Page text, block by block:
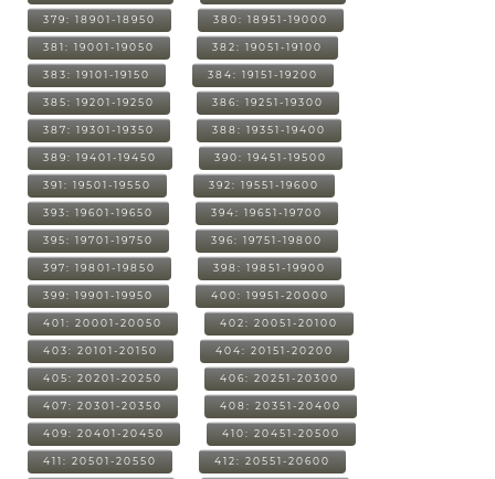
379: 18901-18950 380: 18951-19000
381: 19001-19050 382: 19051-19100
383: 19101-19150 384: 19151-19200
385: 19201-19250 386: 19251-19300
387: 19301-19350 388: 19351-19400
389: 19401-19450 390: 19451-19500
391: 19501-19550 392: 19551-19600
393: 19601-19650 394: 19651-19700
395: 19701-19750 396: 19751-19800
397: 19801-19850 398: 19851-19900
399: 19901-19950 400: 19951-20000
401: 20001-20050 402: 20051-20100
403: 20101-20150 404: 20151-20200
405: 20201-20250 406: 20251-20300
407: 20301-20350 408: 20351-20400
409: 20401-20450 410: 20451-20500
411: 20501-20550 412: 20551-20600